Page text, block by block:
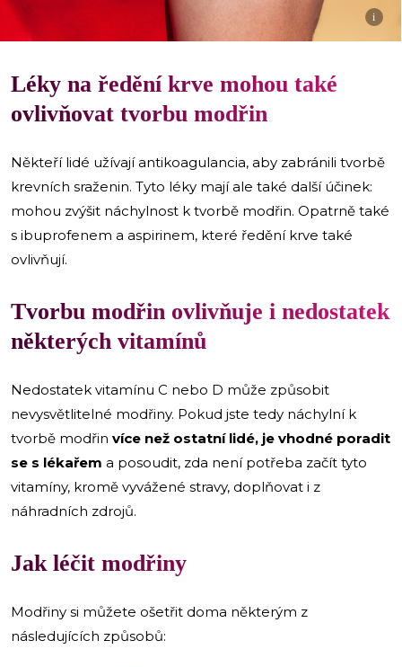
i
Léky na ředění krve mohou také
ovlivňovat tvorbu modřin
Někteří lidé užívají antikoagulancia, aby zabránili tvorbě
krevních sraženin. Tyto léky mají ale také další účinek:
mohou zvýšit náchylnost k tvorbě modřin. Opatrně také
s ibuprofenem a aspirinem, které ředění krve také
ovlivňují.
Tvorbu modřin ovlivňuje i nedostatek
některých vitamínů
Nedostatek vitamínu C nebo D může způsobit
nevysvětlitelné modřiny. Pokud jste tedy náchylní k
tvorbě modřin více než ostatní lidé, je vhodné poradit
se s lékařem a posoudit, zda není potřeba začít tyto
vitamíny, kromě vyvážené stravy, doplňovat i z
náhradních zdrojů.
Jak léčit modřiny
Modřiny si můžete ošetřit doma některým z
následujících způsobů: